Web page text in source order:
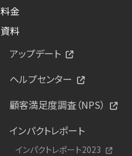
料金
資料
アップデート
ヘルプセンター
顧客満足度調査（NPS）
インパクトレポート
インパクトレポート2023